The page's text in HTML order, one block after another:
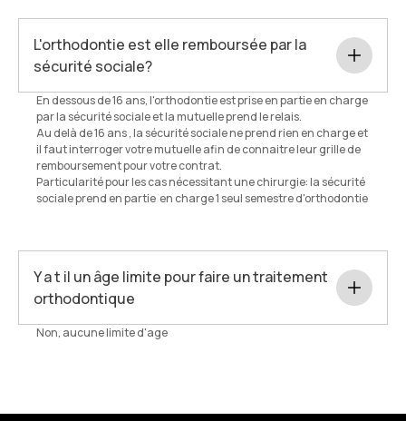
L'orthodontie est elle remboursée par la
sécurité sociale?
En dessous de 16 ans, l'orthodontie est prise en partie en charge
par la sécurité sociale et la mutuelle prend le relais.
Au delà de 16 ans , la sécurité sociale ne prend rien en charge et
il faut interroger votre mutuelle afin de connaitre leur grille de
remboursement pour votre contrat.
Particularité pour les cas nécessitant une chirurgie: la sécurité
sociale prend en partie en charge 1 seul semestre d'orthodontie
Y a t il un âge limite pour faire un traitement
orthodontique
Non, aucune limite d'age